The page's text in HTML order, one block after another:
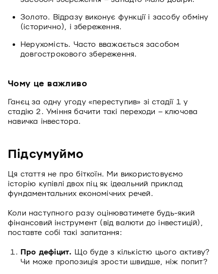
Золото. Відразу виконує функції і засобу обміну
(історично), і збереження.
Нерухомість. Часто вважається засобом
довгострокового збереження.
Чому це важливо
Ганєц за одну угоду «переступив» зі стадії 1 у
стадію 2. Уміння бачити такі переходи – ключова
навичка інвестора.
Підсумуймо
Ця стаття не про біткоїн. Ми використовуємо
історію купівлі двох піц як ідеальний приклад
фундаментальних економічних речей.
Коли наступного разу оцінюватимете будь-який
фінансовий інструмент (від валюти до інвестицій),
поставте собі такі запитання:
Про дефіцит. Що буде з кількістю цього активу?
Чи може пропозиція зрости швидше, ніж попит?